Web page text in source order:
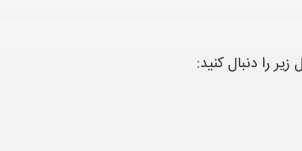
را دنبال کنید: